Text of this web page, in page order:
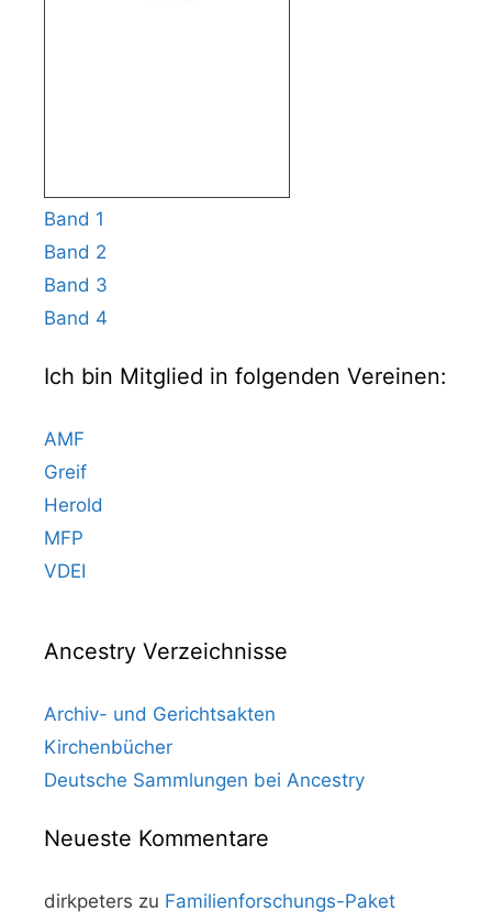
Band 1
Band 2
Band 3
Band 4
Ich bin Mitglied in folgenden Vereinen:
AMF
Greif
Herold
MFP
VDEI
Ancestry Verzeichnisse
Archiv- und Gerichtsakten
Kirchenbücher
Deutsche Sammlungen bei Ancestry
Neueste Kommentare
dirkpeters zu Familienforschungs-Paket